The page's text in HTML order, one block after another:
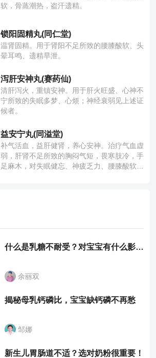
软，骨蒸潮热，盗汗遗精。
锁阳固精丸(同仁堂)
温肾固精。用于肾阳不足所致的腰膝酸软、头
晕耳鸣、遗精早泄。
泻肝安神丸(赛药仙)
清肝泻火，重镇安神。用于肝火旺盛、心神不
宁所致的失眠多梦、心烦；神经衰弱见上述证
候者。
益安宁丸(同溢堂)
补气活血，益肝健肾，养心安神。治疗气血虚
弱，肝肾不足所致的胸闷气短，畏寒肢冷，手
足麻木，对失眠健忘、神疲乏力、腰膝酸软也
什么是乳糖不耐受？对宝宝有什么影响？
余丽双
揭秘母乳钙磷比，宝宝缺钙磷不再愁
邹娜
新生儿胃肠道不适？选对奶粉很重要！